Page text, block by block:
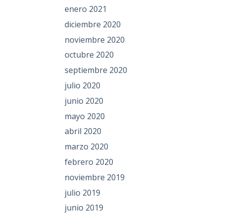
enero 2021
diciembre 2020
noviembre 2020
octubre 2020
septiembre 2020
julio 2020
junio 2020
mayo 2020
abril 2020
marzo 2020
febrero 2020
noviembre 2019
julio 2019
junio 2019